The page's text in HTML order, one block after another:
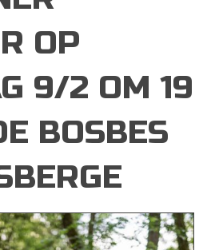
OP
9/2 OM 19
BOSBES